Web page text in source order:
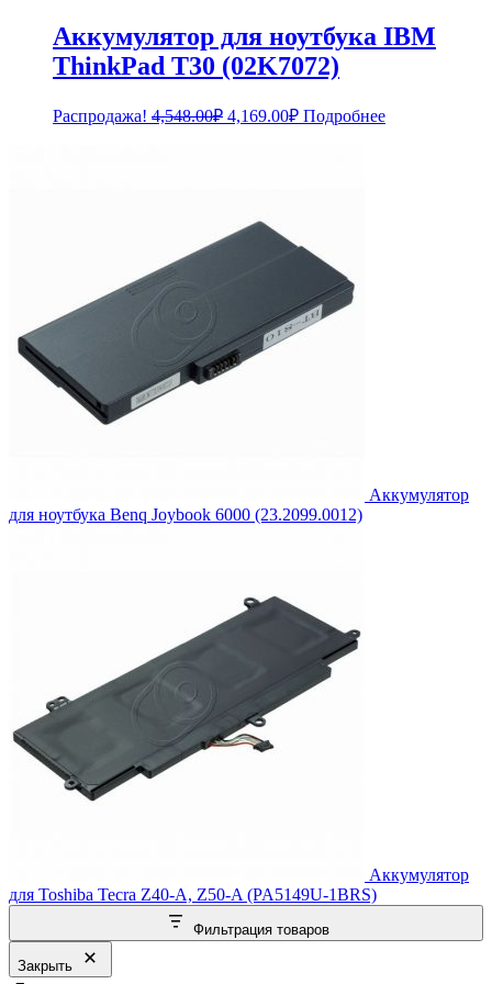
Аккумулятор для ноутбука IBM
ThinkPad T30 (02K7072)
Распродажа! 4,548.00₽ Первоначальная
4,169.00₽Текущая
цена:
Подробнее
Аккумулятор
для ноутбука Benq Joybook 6000 (23.2099.0012)
Аккумулятор
для Toshiba Tecra Z40-A, Z50-A (PA5149U-1BRS)
Фильтрация товаров
Закрыть